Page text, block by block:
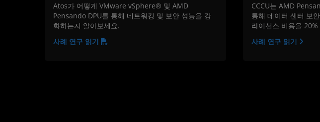
Atos가 어떻게 VMware vSphere® 및 AMD
Pensando DPU를 통해 네트워킹 및 보안 성능을 강
화하는지 알아보세요.
사례 연구 읽기
CCCU는 AMD
통해 데이터 센터 보
라이선스 비용을
사례 연구 읽기